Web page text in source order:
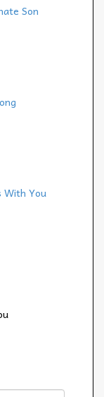
Son
With You